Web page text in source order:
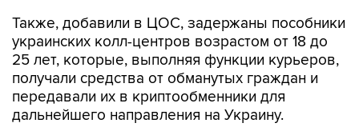
Также, добавили в ЦОС, задержаны пособники
украинских колл-центров возрастом от 18 до
25 лет, которые, выполняя функции курьеров,
получали средства от обманутых граждан и
передавали их в криптообменники для
дальнейшего направления на Украину.